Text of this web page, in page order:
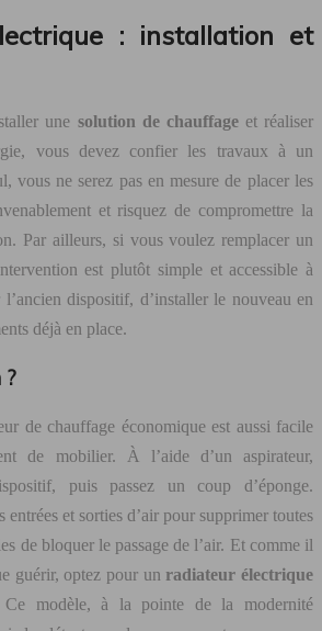
: installation et
une solution de chauffageet réaliser
vous devez confier les travaux à un
vous ne serez pas en mesure de placer les
et risquez de compromettre la
Par ailleurs, si vous voulez remplacer un
est plutôt simple et accessible à
dispositif, d’installer le nouveau en
déjà en place.
?
de chauffage économique est aussi facile
de mobilier. À l’aide d’un aspirateur,
puis passez un coup d’éponge.
entrées et sorties d’air pour supprimer toutes
de bloquer le passage de l’air. Et comme il
guérir, optez pour un radiateur électrique
modèle, à la pointe de la modernité